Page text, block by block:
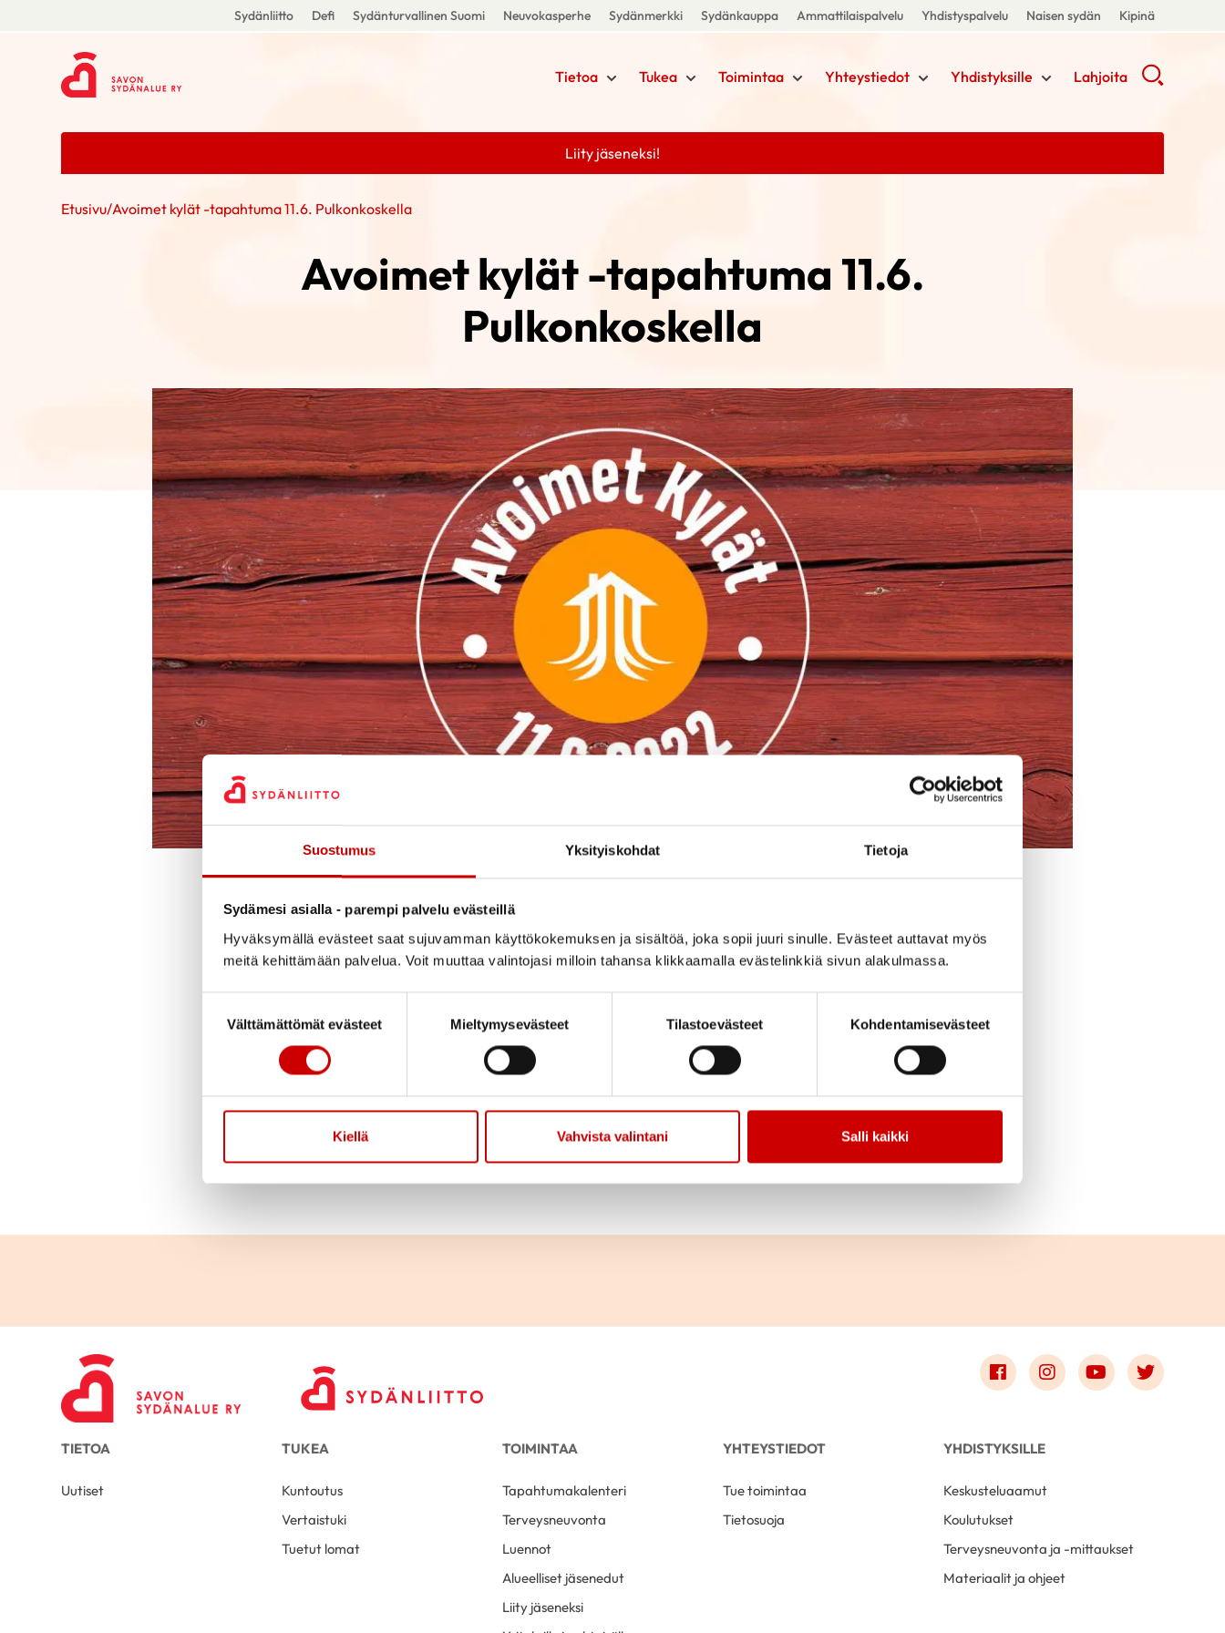
Suostumus Yksityiskohdat Tietoja
Sydämesi asialla - parempi palvelu evästeillä
Hyväksymällä evästeet saat sujuvamman käyttökokemuksen ja sisältöä, joka sopii juuri sinulle. Evästeet auttavat myös
meitä kehittämään palvelua. Voit muuttaa valintojasi milloin tahansa klikkaamalla evästelinkkiä sivun alakulmassa.
Välttämättömät evästeet
Mieltymysevästeet Tilastoevästeet Kohdentamisevästeet
Kiellä Vahvista valintani Salli kaikki
Sydänliitto Defi Sydänturvallinen Suomi Neuvokasperhe Sydänmerkki Sydänkauppa Ammattilaispalvelu Yhdistyspalvelu Naisen sydän Kipinä
Tietoa Tukea Toimintaa Yhteystiedot Yhdistyksille Lahjoita
Liity jäseneksi!
Etusivu/Avoimet kylät -tapahtuma 11.6. Pulkonkoskella
Avoimet kylät -tapahtuma 11.6.
Pulkonkoskella
Tervetuloa Avoimet kylät -kyläpäivään Pulkonkoskelle lauantaina 11.6. kello 11-16!
Savon Sydänpiiri ja Savon Marttojen Eevi-hanke mukana tapahtumassa. Sydänpiirin piste
Puoti ja Kahvila Pulkossa (Pulkonkoskentie 537) kello 11-14. Pisteellä ravitsemusneuvontaa ja
terveysarvojen mittauksia.
Tapahtumassa monenlaista mukavaa toimintaa koko perheelle, kesäolympialaiset,
pomppulinna, alpakoita ja lampaita, kirppis ym.
Link to facebook
Link to instagram
Link to youtube
Link to
TIETOA
Uutiset
TUKEA
Kuntoutus
Vertaistuki
Tuetut lomat
TOIMINTAA
Tapahtumakalenteri
Terveysneuvonta
Luennot
Alueelliset jäsenedut
Liity jäseneksi
YHTEYSTIEDOT
Tue toimintaa
Tietosuoja
YHDISTYKSILLE
Keskusteluaamut
Koulutukset
Terveysneuvonta ja -mittaukset
Materiaalit ja ohjeet